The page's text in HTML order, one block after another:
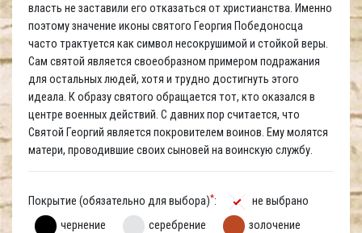
власть не заставили его отказаться от христианства. Именно
поэтому значение иконы святого Георгия Победоносца
часто трактуется как символ несокрушимой и стойкой веры.
Сам святой является своеобразном примером подражания
для остальных людей, хотя и трудно достигнуть этого
идеала. К образу святого обращается тот, кто оказался в
центре военных действий. С давних пор считается, что
Святой Георгий является покровителем воинов. Ему молятся
матери, проводившие своих сыновей на воинскую службу.
Покрытие (обязательно для выбора)*:
не выбрано
чернение
серебрение
золочение